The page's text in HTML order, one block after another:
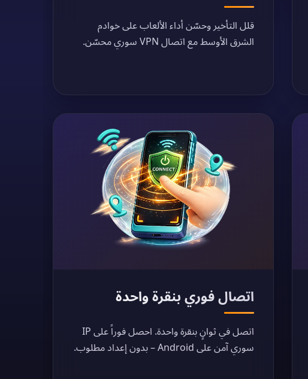
قلل التأخير وحسّن أداء الألعاب على خوادم
الشرق الأوسط مع اتصال VPN سوري محسّن.
اتصال فوري بنقرة واحدة
اتصل في ثوانٍ بنقرة واحدة. احصل فوراً على IP
سوري آمن على Android – بدون إعداد مطلوب.